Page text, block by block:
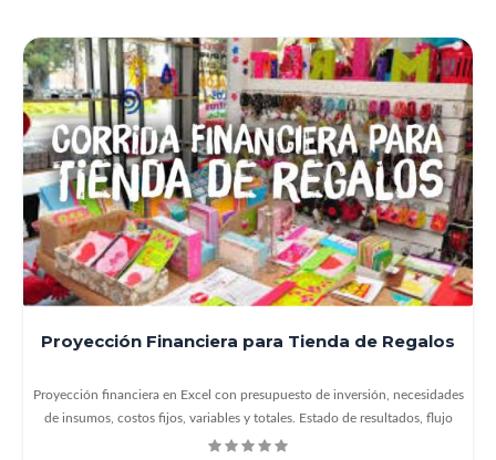
Proyección Financiera para Tienda de Regalos
Proyección financiera en Excel con presupuesto de inversión, necesidades
de insumos, costos fijos, variables y totales. Estado de resultados, flujo